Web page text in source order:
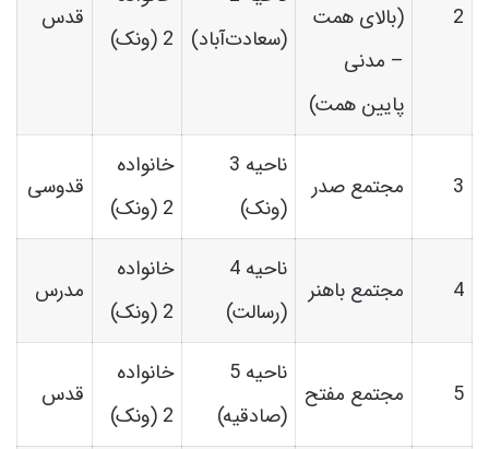
2
(بالای همت
– مدنی
پایین همت)
(سعادت‌آباد)
2 (ونک)
قدس
3 مجتمع صدر
ناحیه 3
(ونک)
خانواده
2 (ونک)
قدوسی
4 مجتمع باهنر
ناحیه 4
(رسالت)
خانواده
2 (ونک)
مدرس
5 مجتمع مفتح
ناحیه 5
(صادقیه)
خانواده
2 (ونک)
قدس